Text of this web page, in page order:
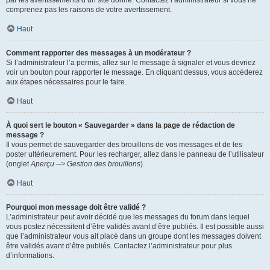
comprenez pas les raisons de votre avertissement.
Haut
Comment rapporter des messages à un modérateur ?
Si l’administrateur l’a permis, allez sur le message à signaler et vous devriez
voir un bouton pour rapporter le message. En cliquant dessus, vous accéderez
aux étapes nécessaires pour le faire.
Haut
À quoi sert le bouton « Sauvegarder » dans la page de rédaction de
message ?
Il vous permet de sauvegarder des brouillons de vos messages et de les
poster ultérieurement. Pour les recharger, allez dans le panneau de l’utilisateur
(ongletAperçu --> Gestion des brouillons).
Haut
Pourquoi mon message doit être validé ?
L’administrateur peut avoir décidé que les messages du forum dans lequel
vous postez nécessitent d’être validés avant d’être publiés. Il est possible aussi
que l’administrateur vous ait placé dans un groupe dont les messages doivent
être validés avant d’être publiés. Contactez l’administrateur pour plus
d’informations.